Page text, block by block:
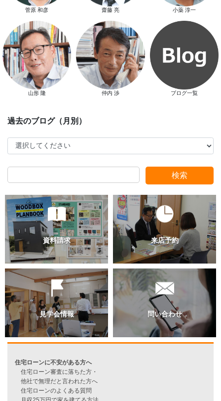
スタッフ別ブログ
菅原 和彦 齋藤 亮 小薬 淳一
山形 隆 仲内 渉 ブログ一覧
過去のブログ（月別）
検索
資料請求